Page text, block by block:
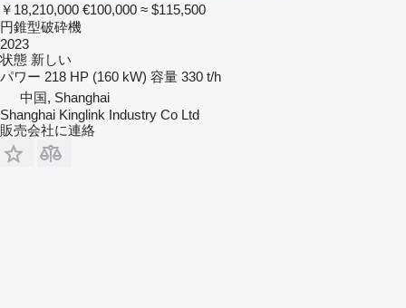
￥18,210,000 €100,000 ≈ $115,500
円錐型破砕機
2023
状態 新しい
パワー 218 HP (160 kW) 容量 330 t/h
中国, Shanghai
Shanghai Kinglink Industry Co Ltd
販売会社に連絡